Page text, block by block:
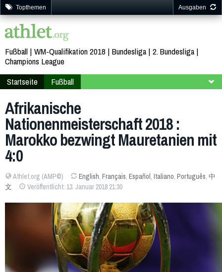
Topthemen Ausgaben
Fußball WM-Qualifikation 2018 Bundesliga 2. Bundesliga
Champions League
Startseite
Fußball
Endrunde
Gruppe A
Afrikanische
Nationenmeisterschaft 2018 :
Marokko bezwingt Mauretanien mit
4:0
Athlet.org (AMP©) English, Français, Español, Italiano, Português, 中
文
Veröffentlicht: 13. Januar 2018 21:30